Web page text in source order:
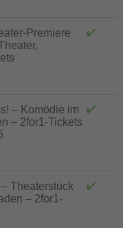
Premiere
– Komödie im
– 2for1-Tickets
Theaterstück
– 2for1-